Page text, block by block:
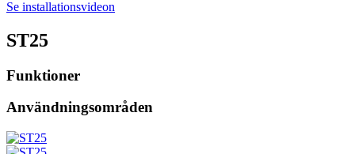
Se installationsvideon
ST25
Funktioner
Användningsområden